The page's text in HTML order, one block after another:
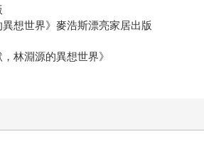
想世界》麥浩斯漂亮家居出版
林淵源的異想世界》